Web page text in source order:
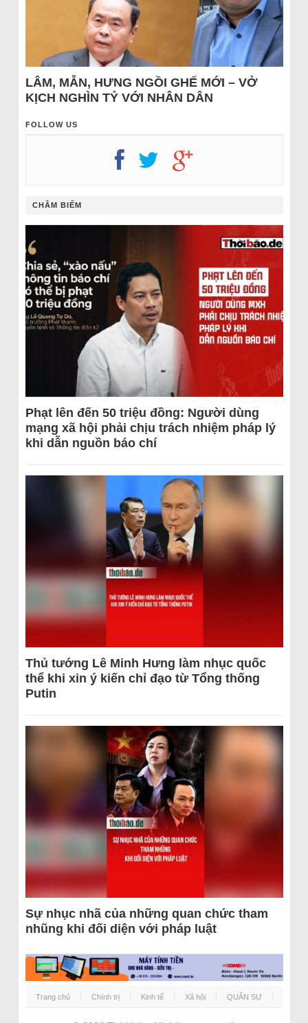
LÂM, MẪN, HƯNG NGỒI GHẾ MỚI – VỞ
KỊCH NGHÌN TỶ VỚI NHÂN DÂN
FOLLOW US
CHÂM BIẾM
Phạt lên đến 50 triệu đồng: Người dùng
mạng xã hội phải chịu trách nhiệm pháp lý
khi dẫn nguồn báo chí
Thủ tướng Lê Minh Hưng làm nhục quốc
thể khi xin ý kiến chỉ đạo từ Tổng thống
Putin
Sự nhục nhã của những quan chức tham
nhũng khi đối diện với pháp luật
Trang chủ Chính trị Kinh tế Xã hội QUÂN SỰ